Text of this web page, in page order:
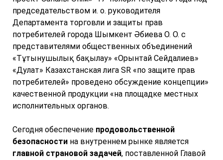
председательством и. о. руководителя
Департамента торговли и защиты прав
потребителей города Шымкент Әбиева О. О. с
представителями общественных объединений
«Тұтынушылық бақылау» «Орынтай Сейдалиев»
«Дулат» Казахстанская лига SR «по защите прав
потребителей» проведено обсуждение концепции»
качественной продукции «на площадке местных
исполнительных органов.
Сегодня обеспечение продовольственной
безопасностина внутреннем рынке является
главной страновой задачей, поставленной Главой